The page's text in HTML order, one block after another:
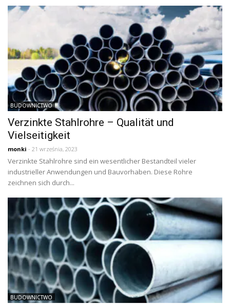
BUDOWNICTWO
Verzinkte Stahlrohre – Qualität und
Vielseitigkeit
monki - 21 września, 2023
Verzinkte Stahlrohre sind ein wesentlicher Bestandteil vieler
industrieller Anwendungen und Bauvorhaben. Diese Rohre
zeichnen sich durch...
BUDOWNICTWO